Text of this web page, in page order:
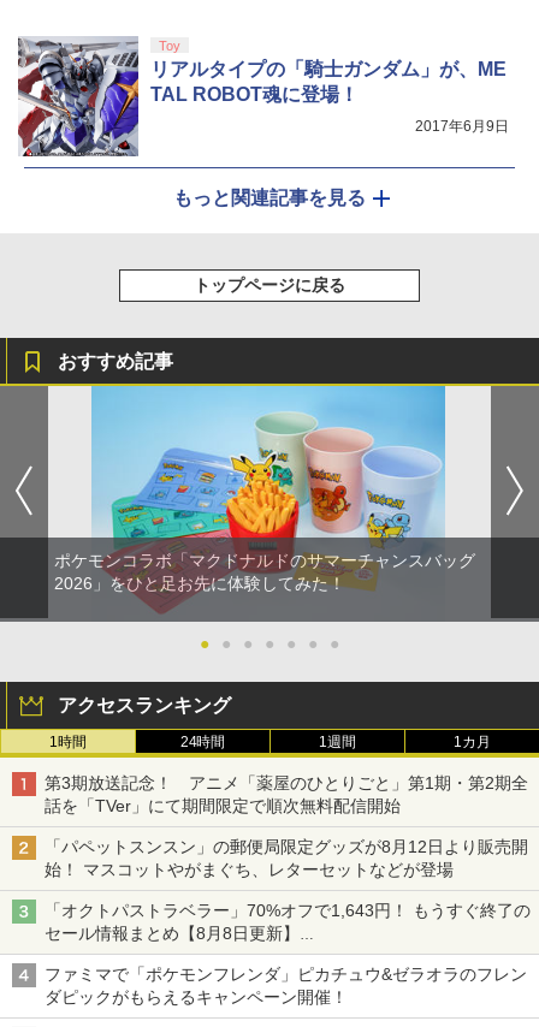
Toy
リアルタイプの「騎士ガンダム」が、ME
TAL ROBOT魂に登場！
2017年6月9日
もっと関連記事を見る
トップページに戻る
おすすめ記事
ポケモンコラボ「マクドナルドのサマーチャンスバッグ
2026」をひと足お先に体験してみた！
● ● ● ● ● ● ●
アクセスランキング
1時間 24時間 1週間 1カ月
第3期放送記念！ アニメ「薬屋のひとりごと」第1期・第2期全
話を「TVer」にて期間限定で順次無料配信開始
「パペットスンスン」の郵便局限定グッズが8月12日より販売開
始！ マスコットやがまぐち、レターセットなどが登場
「オクトパストラベラー」70%オフで1,643円！ もうすぐ終了の
セール情報まとめ【8月8日更新】
ニンテンドーeショップでは「大神 絶景版」が67%オフで990円
ファミマで「ポケモンフレンダ」ピカチュウ&ゼラオラのフレン
ダピックがもらえるキャンペーン開催！